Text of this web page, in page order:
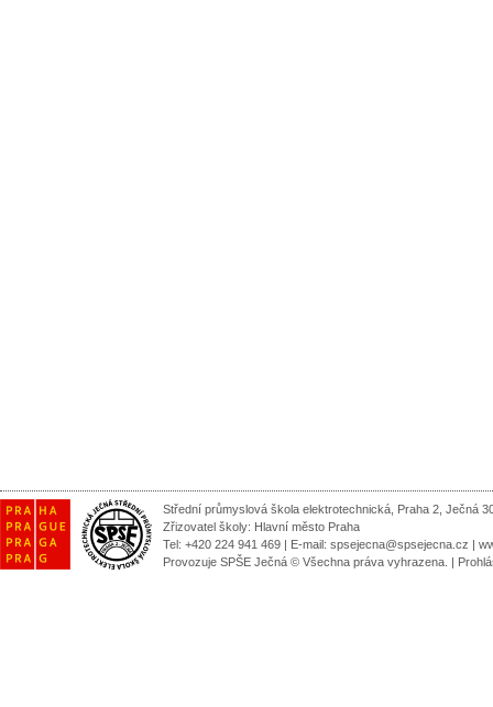
Střední průmyslová škola elektrotechnická, Praha 2, Ječná
Zřizovatel školy: Hlavní město Praha
Tel: +420 224 941 469 | E-mail: spsejecna@spsejecna.cz |
Provozuje SPŠE Ječná © Všechna práva vyhrazena. |